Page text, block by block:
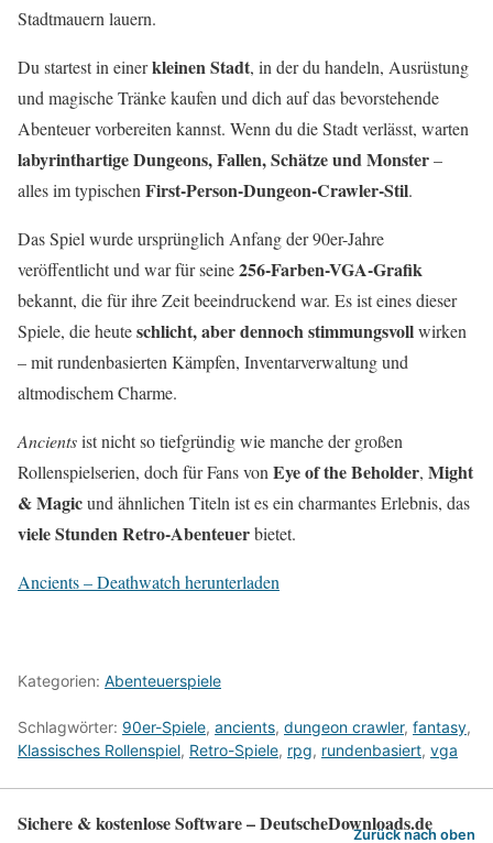
Stadtmauern lauern.
Du startest in einerkleinen Stadt, in der du handeln, Ausrüstung
und magische Tränke kaufen und dich auf das bevorstehende
Abenteuer vorbereiten kannst. Wenn du die Stadt verlässt, warten
labyrinthartige Dungeons, Fallen, Schätze und Monster–
alles im typischen First-Person-Dungeon-Crawler-Stil.
Das Spiel wurde ursprünglich Anfang der 90er-Jahre
veröffentlicht und war für seine256-Farben-VGA-Grafik
bekannt, die für ihre Zeit beeindruckend war. Es ist eines dieser
Spiele, die heuteschlicht, aber dennoch stimmungsvollwirken
– mit rundenbasierten Kämpfen, Inventarverwaltung und
altmodischem Charme.
Ancientsist nicht so tiefgründig wie manche der großen
Rollenspielserien, doch für Fans von Eye of the Beholder, Might
& Magicund ähnlichen Titeln ist es ein charmantes Erlebnis, das
viele Stunden Retro-Abenteuerbietet.
Ancients – Deathwatch herunterladen
Kategorien: Abenteuerspiele
Schlagwörter: 90er-Spiele, ancients, dungeon crawler, fantasy,
Klassisches Rollenspiel, Retro-Spiele, rpg, rundenbasiert, vga
Sichere & kostenlose Software – DeutscheDownloads.de
Zurück nach oben